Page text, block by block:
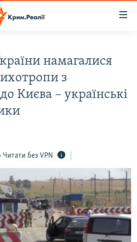
намагалися
з
Києва – українські
Читати без VPN